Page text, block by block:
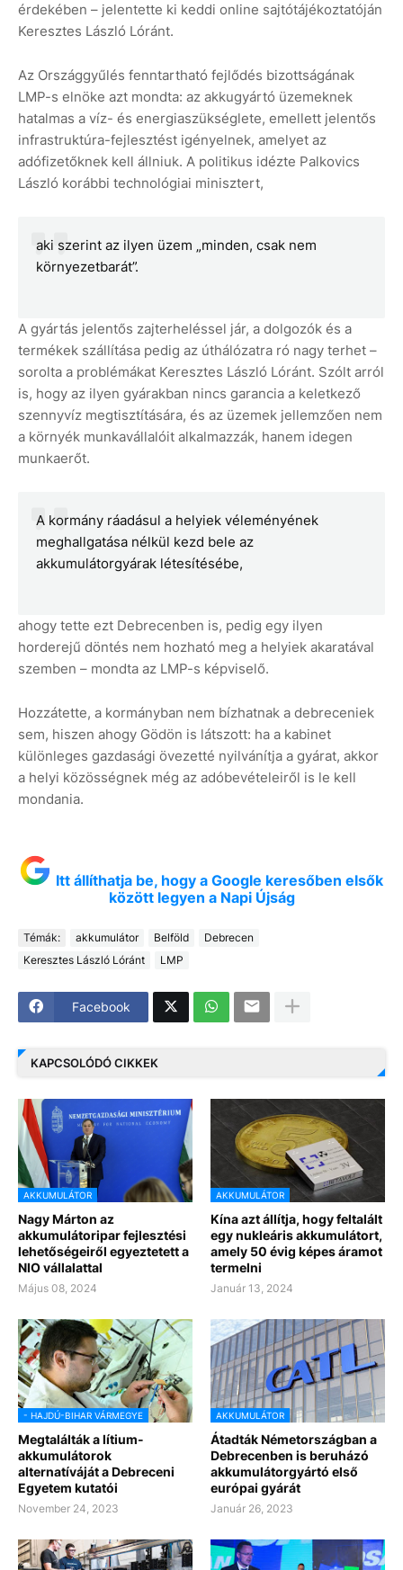
érdekében – jelentette ki keddi online sajtótájékoztatóján
Keresztes László Lóránt.
Az Országgyűlés fenntartható fejlődés bizottságának
LMP-s elnöke azt mondta: az akkugyártó üzemeknek
hatalmas a víz- és energiaszükséglete, emellett jelentős
infrastruktúra-fejlesztést igényelnek, amelyet az
adófizetőknek kell állniuk. A politikus idézte Palkovics
László korábbi technológiai minisztert,
aki szerint az ilyen üzem „minden, csak nem
környezetbarát”.
A gyártás jelentős zajterheléssel jár, a dolgozók és a
termékek szállítása pedig az úthálózatra ró nagy terhet –
sorolta a problémákat Keresztes László Lóránt. Szólt arról
is, hogy az ilyen gyárakban nincs garancia a keletkező
szennyvíz megtisztítására, és az üzemek jellemzően nem
a környék munkavállalóit alkalmazzák, hanem idegen
munkaerőt.
A kormány ráadásul a helyiek véleményének
meghallgatása nélkül kezd bele az
akkumulátorgyárak létesítésébe,
ahogy tette ezt Debrecenben is, pedig egy ilyen
horderejű döntés nem hozható meg a helyiek akaratával
szemben – mondta az LMP-s képviselő.
Hozzátette, a kormányban nem bízhatnak a debreceniek
sem, hiszen ahogy Gödön is látszott: ha a kabinet
különleges gazdasági övezetté nyilvánítja a gyárat, akkor
a helyi közösségnek még az adóbevételeiről is le kell
mondania.
Itt állíthatja be, hogy a Google keresőben elsők
között legyen a Napi Újság
Témák: akkumulátor Belföld
Debrecen
Keresztes László Lóránt
LMP
Facebook
KAPCSOLÓDÓ CIKKEK
AKKUMULÁTOR
Nagy Márton az
akkumulátoripar fejlesztési
lehetőségeiről egyeztetett a
NIO vállalattal
Május 08, 2024
AKKUMULÁTOR
Kína azt állítja, hogy feltalált
egy nukleáris akkumulátort,
amely 50 évig képes áramot
termelni
Január 13, 2024
- HAJDÚ-BIHAR VÁRMEGYE
Megtalálták a lítium-
akkumulátorok
alternatíváját a Debreceni
Egyetem kutatói
November 24, 2023
AKKUMULÁTOR
Átadták Németországban a
Debrecenben is beruházó
akkumulátorgyártó első
európai gyárát
Január 26, 2023